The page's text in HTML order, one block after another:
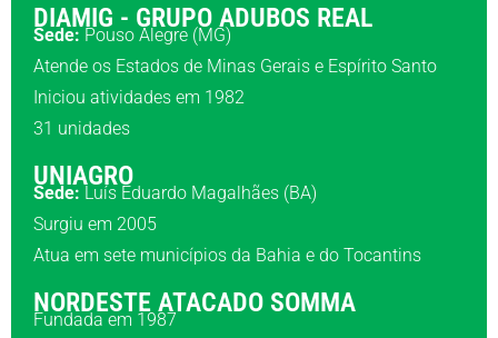
DIAMIG - GRUPO ADUBOS REAL
Sede: Pouso Alegre (MG)
Atende os Estados de Minas Gerais e Espírito Santo
Iniciou atividades em 1982
31 unidades
UNIAGRO
Sede: Luís Eduardo Magalhães (BA)
Surgiu em 2005
Atua em sete municípios da Bahia e do Tocantins
NORDESTE ATACADO SOMMA
Fundada em 1987